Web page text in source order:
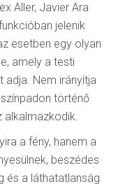
Aller, Javier Ara
jelenik
esetben egy olyan
amely a testi
adja. Nem irányítja
történő
alkalmazkodik.
a fény, hanem a
beszédes
és a láthatatlanság